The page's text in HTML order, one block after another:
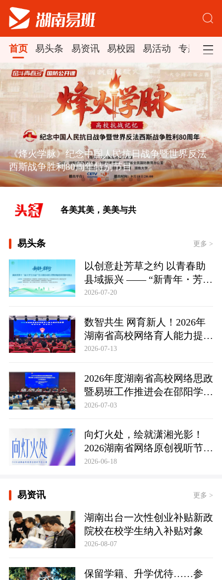
首页 易头条 易资讯 易校园 易活动 专题集锦
《烽火学脉》纪念中国人民抗日战争暨世界反法
西斯战争胜利80周年特别节目
[新思想引领新征程丨丰收背后
的“稳”与“进”]
各美其美，美美与共
[新思想引领新征程丨丰收背后
的“稳”与“进”]
各美其美，美美与共
易头条 更多 >
以创意赴芳草之约 以青春助
县域振兴 —— “新青年・芳草
行” 湖南省第十二届大学生公
2026-07-20
数智共生 网育新人！2026年
湖南省高校网络育人能力提升
训练营举行
2026-07-13
2026年度湖南省高校网络思政
暨易班工作推进会在邵阳学院
举行
2026-07-03
向灯火处，绘就潇湘光影！
2026湖南省网络原创视听节目
大赛正式启幕
2026-06-18
易资讯 更多 >
湖南出台一次性创业补贴新政
院校在校学生纳入补贴对象
2026-08-07
保留学籍、升学优待……参